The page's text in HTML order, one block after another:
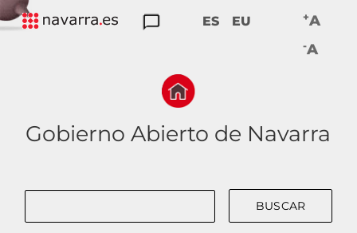
Skip
to
Gobierno Abierto de Navarra
ES EU +A
-A